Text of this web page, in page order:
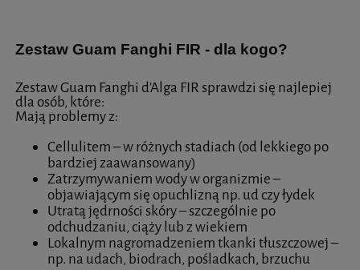
Zestaw Guam Fanghi FIR - dla kogo?
Zestaw Guam Fanghi d'Alga FIR sprawdzi się najlepiej
dla osób, które:
Mają problemy z:
Cellulitem – w różnych stadiach (od lekkiego po
bardziej zaawansowany)
Zatrzymywaniem wody w organizmie –
objawiającym się opuchlizną np. ud czy łydek
Utratą jędrności skóry – szczególnie po
odchudzaniu, ciąży lub z wiekiem
Lokalnym nagromadzeniem tkanki tłuszczowej –
np. na udach, biodrach, pośladkach, brzuchu